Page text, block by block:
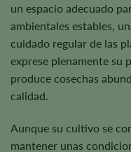
un espacio adecuado
ambientales estables,
cuidado regular de las
exprese plenamente su
produce cosechas
calidad.
Aunque su cultivo se
mantener unas